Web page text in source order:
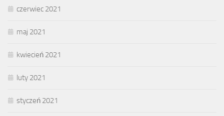
czerwiec 2021
maj 2021
kwiecień 2021
luty 2021
styczeń 2021